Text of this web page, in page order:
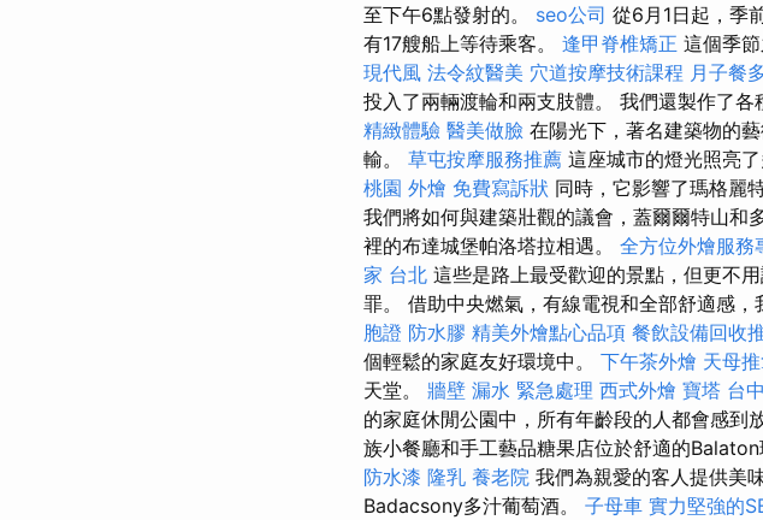
至下午6點發射的。 seo公司 從6月1日起，季
有17艘船上等待乘客。 逢甲脊椎矯正 這個季
現代風 法令紋醫美 穴道按摩技術課程 月子餐
投入了兩輛渡輪和兩支肢體。 我們還製作了
精緻體驗 醫美做臉 在陽光下，著名建築物的
輸。 草屯按摩服務推薦 這座城市的燈光照亮
桃園 外燴 免費寫訴狀 同時，它影響了瑪格麗
我們將如何與建築壯觀的議會，蓋爾爾特山和
裡的布達城堡帕洛塔拉相遇。 全方位外燴服務
家 台北 這些是路上最受歡迎的景點，但更不
罪。 借助中央燃氣，有線電視和全部舒適感
胞證 防水膠 精美外燴點心品項 餐飲設備回收
個輕鬆的家庭友好環境中。 下午茶外燴 天母
天堂。 牆壁 漏水 緊急處理 西式外燴 寶塔 台
的家庭休閒公園中，所有年齡段的人都會感
族小餐廳和手工藝品糖果店位於舒適的Balaton
防水漆 隆乳 養老院 我們為親愛的客人提供美
Badacsony多汁葡萄酒。 子母車 實力堅強的